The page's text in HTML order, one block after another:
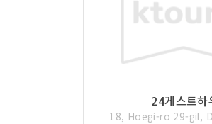
24게스트하
18, Hoegi-ro 29-gil,